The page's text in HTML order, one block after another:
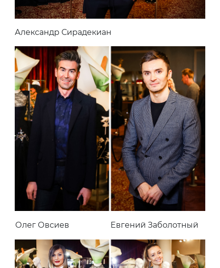
Александр Сирадекиан
Олег Овсиев Евгений Заболотный